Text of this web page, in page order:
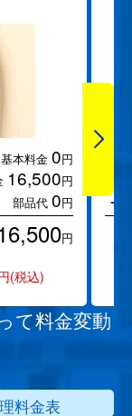
基本料金 0円
16,500円
部品代 0円
円
(税込)
+
て料金変動
料金表